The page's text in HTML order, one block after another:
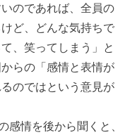
のであれば、全員の
ど、どんな気持ちで
、笑ってしまう」と
らの「感情と表情が
のではという意見が
感情を後から聞くと、